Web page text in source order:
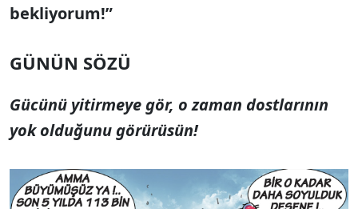
bekliyorum!”
GÜNÜN SÖZÜ
Gücünü yitirmeye gör, o zaman dostlarının
yok olduğunu görürüsün!